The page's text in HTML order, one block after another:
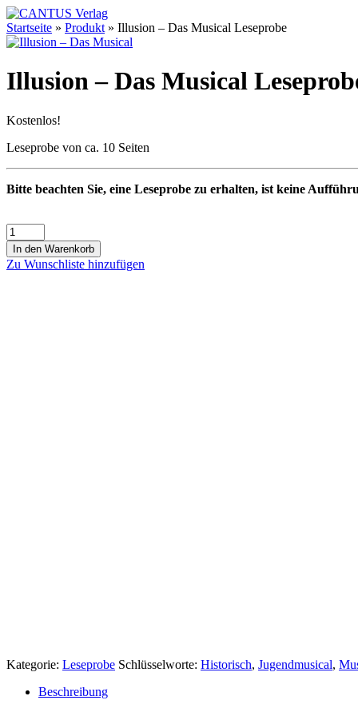
Startseite » Produkt » Illusion – Das Musical Leseprobe
Illusion – Das Musical
Kostenlos!
Leseprobe von ca. 10 Seiten
Bitte beachten Sie, eine Leseprobe zu erhalten, ist keine
In den Warenkorb
Zu Wunschliste hinzufügen
Kategorie: Leseprobe Schlüsselworte: Historisch, Jugendmusical,
Beschreibung